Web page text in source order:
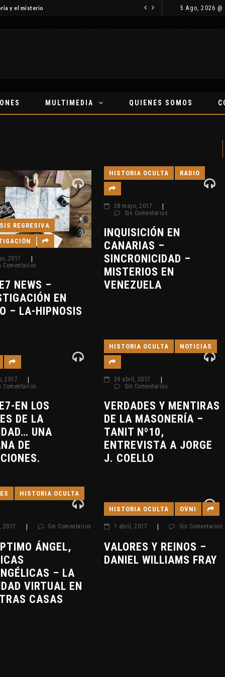
y el misterio 5 Ago, 2026 @
MULTIMEDIA QUIENES SOMOS
REGRESIVA
2017
Comentarios
NEWS –
EN
– LA-HIPNOSIS
HISTORIA OCULTA RADIO
28 mayo, 2017
Sin Comentarios
INQUISICIÓN EN
CANARIAS –
SINCRONICIDAD –
MISTERIOS EN
VENEZUELA
2017
Comentarios
EN LOS
DE LA
UNA
DE
HISTORIA OCULTA NOTICIAS
29 abril, 2017
Sin Comentarios
VERDADES Y MENTIRAS
DE LA MASONERÍA –
TANIT Nº10,
ENTREVISTA A JORGE
J. COELLO
HISTORIA OCULTA
2017 Sin Comentarios
ÁNGEL,
– LA
VIRTUAL EN
CASAS
HISTORIA OCULTA OVNI
1 abril, 2017 Sin Comentarios
VALORES Y REINOS –
DANIEL WILLIAMS FRAY